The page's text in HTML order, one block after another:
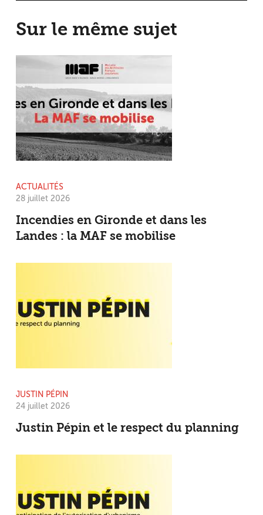
Sur le même sujet
ACTUALITÉS
28 juillet 2026
Incendies en Gironde et dans les
Landes : la MAF se mobilise
JUSTIN PÉPIN
24 juillet 2026
Justin Pépin et le respect du planning